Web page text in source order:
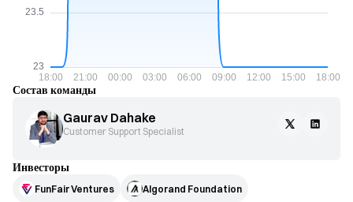
Состав команды
Gaurav Dahake
Customer Support Specialist
Инвесторы
FunFair Ventures Algorand Foundation